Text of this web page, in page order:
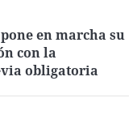
en marcha su
con la
obligatoria